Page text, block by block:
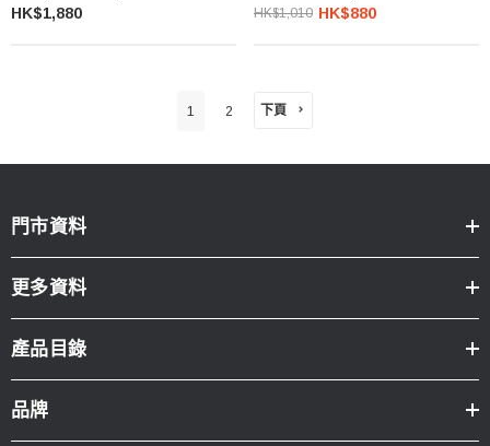
HK$1,880
HK$1,010 HK$880
1 2 下頁
門市資料
更多資料
產品目錄
品牌